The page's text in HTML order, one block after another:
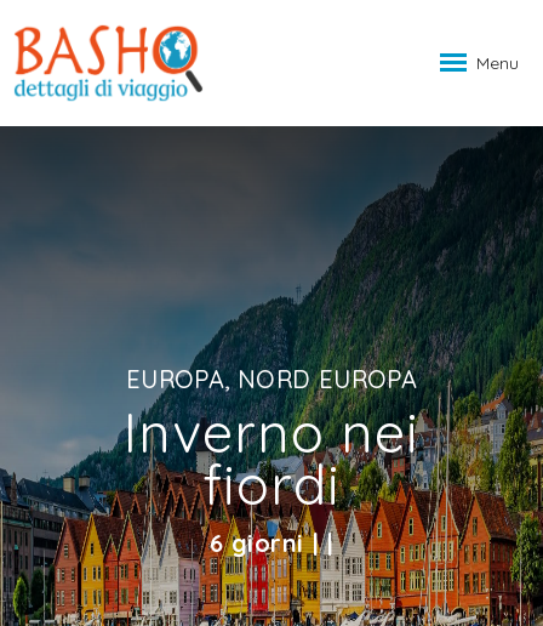
Menu
EUROPA, NORD EUROPA
Inverno nei
fiordi
6 giorni | |